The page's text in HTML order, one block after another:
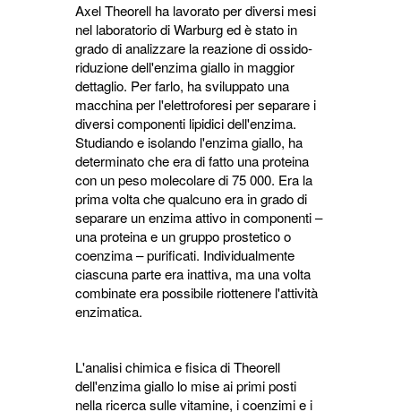
Axel Theorell ha lavorato per diversi mesi
nel laboratorio di Warburg ed è stato in
grado di analizzare la reazione di ossido-
riduzione dell'enzima giallo in maggior
dettaglio. Per farlo, ha sviluppato una
macchina per l'elettroforesi per separare i
diversi componenti lipidici dell'enzima.
Studiando e isolando l'enzima giallo, ha
determinato che era di fatto una proteina
con un peso molecolare di 75 000. Era la
prima volta che qualcuno era in grado di
separare un enzima attivo in componenti –
una proteina e un gruppo prostetico o
coenzima – purificati. Individualmente
ciascuna parte era inattiva, ma una volta
combinate era possibile riottenere l'attività
enzimatica.
L'analisi chimica e fisica di Theorell
dell'enzima giallo lo mise ai primi posti
nella ricerca sulle vitamine, i coenzimi e i